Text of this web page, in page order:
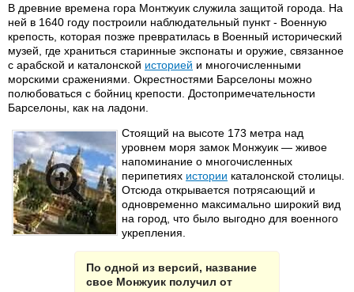
В древние времена гора Монтжуик служила защитой города. На
ней в 1640 году построили наблюдательный пункт - Военную
крепость, которая позже превратилась в Военный исторический
музей, где храниться старинные экспонаты и оружие, связанное
с арабской и каталонской историей и многочисленными
морскими сражениями. Окрестностями Барселоны можно
полюбоваться с бойниц крепости. Достопримечательности
Барселоны, как на ладони.
Стоящий на высоте 173 метра над
уровнем моря замок Монжуик — живое
напоминание о многочисленных
перипетиях истории каталонской столицы.
Отсюда открывается потрясающий и
одновременно максимально широкий вид
на город, что было выгодно для военного
укрепления.
По одной из версий, название
свое Монжуик получил от